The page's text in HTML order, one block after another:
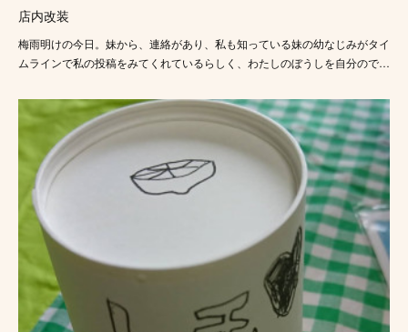
店内改装
梅雨明けの今日。妹から、連絡があり、私も知っている妹の幼なじみがタイ
ムラインで私の投稿をみてくれているらしく、わたしのぼうしを自分ので…